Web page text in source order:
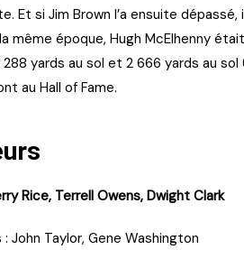
Et si Jim Brown l’a ensuite
même époque, Hugh McElhenny
288 yards au sol et 2 666 yards au
au Hall of Fame.
Rice, Terrell Owens, Dwight Clark
John Taylor, Gene Washington